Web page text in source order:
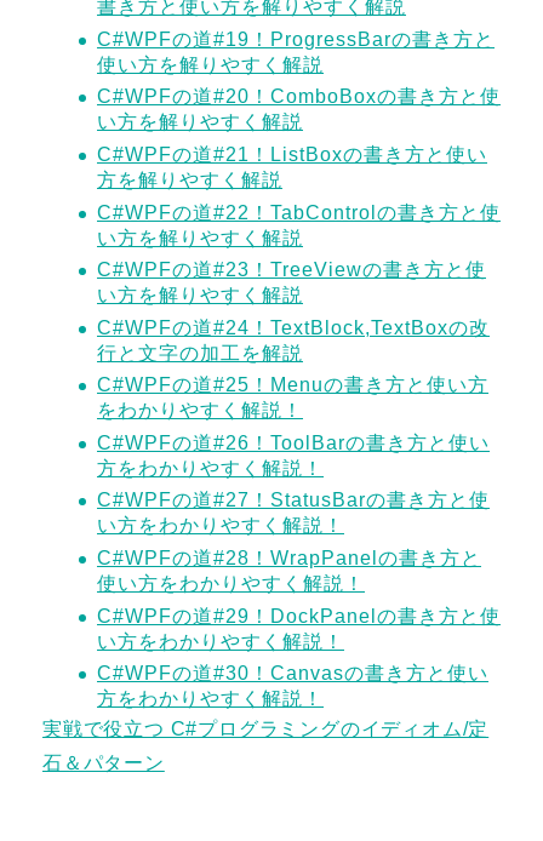
書き方と使い方を解りやすく解説
C#WPFの道#19！ProgressBarの書き方と
使い方を解りやすく解説
C#WPFの道#20！ComboBoxの書き方と使
い方を解りやすく解説
C#WPFの道#21！ListBoxの書き方と使い
方を解りやすく解説
C#WPFの道#22！TabControlの書き方と使
い方を解りやすく解説
C#WPFの道#23！TreeViewの書き方と使
い方を解りやすく解説
C#WPFの道#24！TextBlock,TextBoxの改
行と文字の加工を解説
C#WPFの道#25！Menuの書き方と使い方
をわかりやすく解説！
C#WPFの道#26！ToolBarの書き方と使い
方をわかりやすく解説！
C#WPFの道#27！StatusBarの書き方と使
い方をわかりやすく解説！
C#WPFの道#28！WrapPanelの書き方と
使い方をわかりやすく解説！
C#WPFの道#29！DockPanelの書き方と使
い方をわかりやすく解説！
C#WPFの道#30！Canvasの書き方と使い
方をわかりやすく解説！
実戦で役立つ C#プログラミングのイディオム/定
石＆パターン